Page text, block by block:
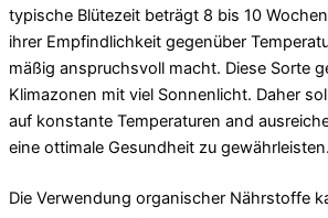
typische Blütezeit beträgt 8 bis 10
ihrer Empfindlichkeit gegenüber
mäßig anspruchsvoll macht. Diese Sorte
Klimazonen mit viel Sonnenlicht. Daher
auf konstante Temperaturen and
eine ottimale Gesundheit zu gewährleisten.
Die Verwendung organischer Nährstoffe